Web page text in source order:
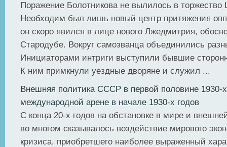
Поражение Болотникова не вылилось в торжество
Необходим был лишь новый центр притяжения
он скоро явился в лице нового Лжедмитрия,
Стародубе. Вокруг самозванца объединились
Инициаторами интриги выступили бывшие
К ним примкнули уездные дворяне и служил ...
Внешняя политика СССР в первой половине 1930-
международной арене в начале 1930-х годов
С конца 20-х годов на обстановке в мире и
во многом сказывалось воздействие мирового
кризиса, приобретшего наиболее выраженный